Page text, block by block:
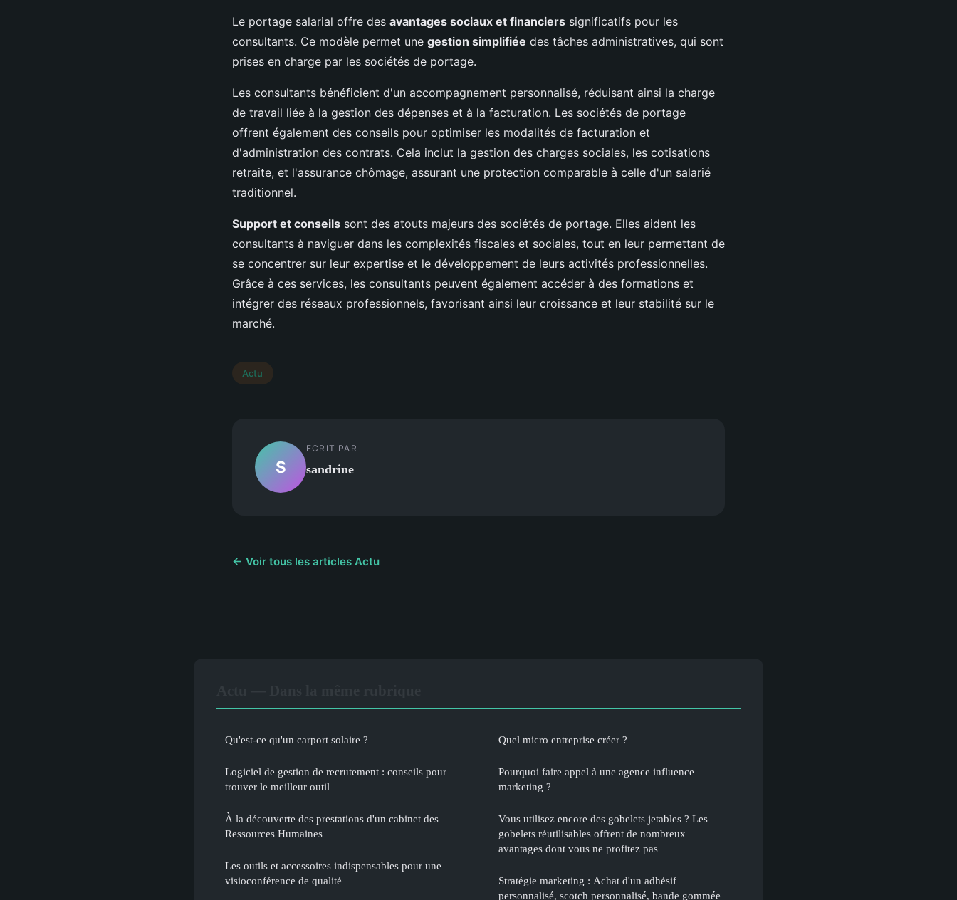
Le portage salarial offre des avantages sociaux et financiers significatifs pour les
consultants. Ce modèle permet une gestion simplifiée des tâches administratives, qui sont
prises en charge par les sociétés de portage.
Les consultants bénéficient d'un accompagnement personnalisé, réduisant ainsi la charge
de travail liée à la gestion des dépenses et à la facturation. Les sociétés de portage
offrent également des conseils pour optimiser les modalités de facturation et
d'administration des contrats. Cela inclut la gestion des charges sociales, les cotisations
retraite, et l'assurance chômage, assurant une protection comparable à celle d'un salarié
traditionnel.
Support et conseils sont des atouts majeurs des sociétés de portage. Elles aident les
consultants à naviguer dans les complexités fiscales et sociales, tout en leur permettant de
se concentrer sur leur expertise et le développement de leurs activités professionnelles.
Grâce à ces services, les consultants peuvent également accéder à des formations et
intégrer des réseaux professionnels, favorisant ainsi leur croissance et leur stabilité sur le
marché.
Actu
S
ECRIT PAR
sandrine
← Voir tous les articles Actu
Qu'est-ce qu'un carport solaire ?
Logiciel de gestion de recrutement : conseils pour
trouver le meilleur outil
À la découverte des prestations d'un cabinet des
Ressources Humaines
Les outils et accessoires indispensables pour une
visioconférence de qualité
Quel micro entreprise créer ?
Pourquoi faire appel à une agence influence
marketing ?
Vous utilisez encore des gobelets jetables ? Les
gobelets réutilisables offrent de nombreux
avantages dont vous ne profitez pas
Stratégie marketing : Achat d'un adhésif
personnalisé, scotch personnalisé, bande gommée